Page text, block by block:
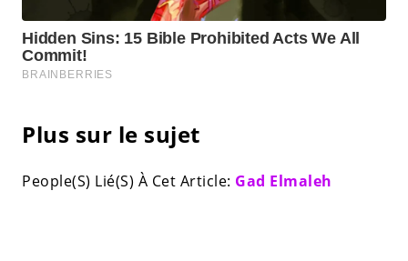
Plus sur le sujet
People(S) Lié(S) À Cet Article: Gad Elmaleh